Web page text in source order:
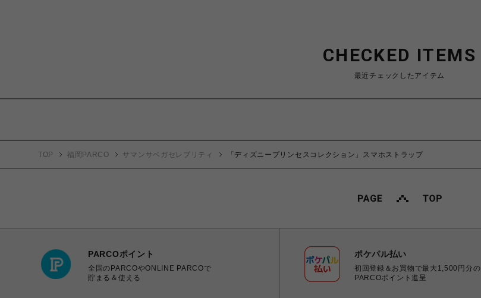
CHECKED ITEMS
最近チェックしたアイテム
TOP 福岡PARCO サマンサベガセレブリティ 「ディズニープリンセスコレクション」スマホストラップ
PARCOポイント
全国のPARCOやONLINE PARCOで
貯まる＆使える
ポケパル払い
初回登録＆お買物で最大1,500円分の
PARCOポイント進呈